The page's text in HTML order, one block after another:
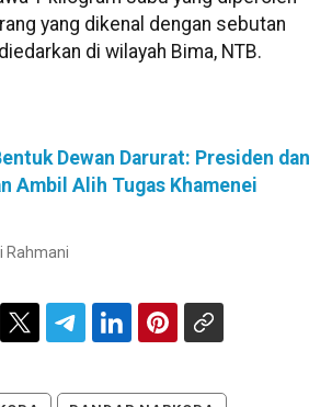
yang dikenal dengan sebutan
di wilayah Bima, NTB.
Dewan Darurat: Presiden dan
Ambil Alih Tugas Khamenei
Rahmani